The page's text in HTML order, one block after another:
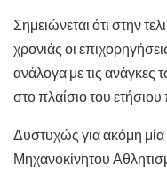
Σημειώνεται ότι στην
χρονιάς οι
ανάλογα με τις
στο πλαίσιο του
Δυστυχώς για ακόμη
Μηχανοκίνητου